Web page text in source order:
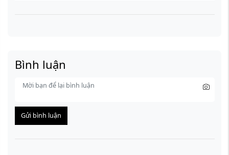
Bình luận
Gửi bình luận